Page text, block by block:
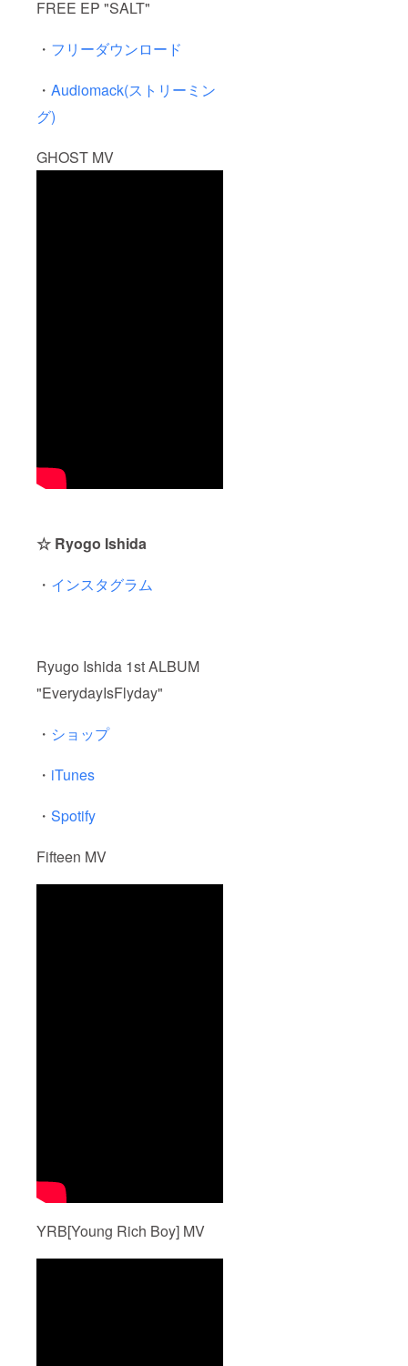
FREE EP "SALT"
・ フリーダウンロード
・ Audiomack(ストリーミン
グ)
GHOST MV
☆ Ryogo Ishida
・ インスタグラム
Ryugo Ishida 1st ALBUM
"EverydayIsFlyday"
・ ショップ
・ iTunes
・ Spotify
Fifteen MV
YRB[Young Rich Boy] MV